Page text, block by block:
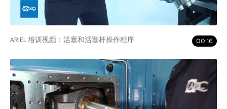
ARIEL 培训视频：活塞和活塞杆操作程序 00:16